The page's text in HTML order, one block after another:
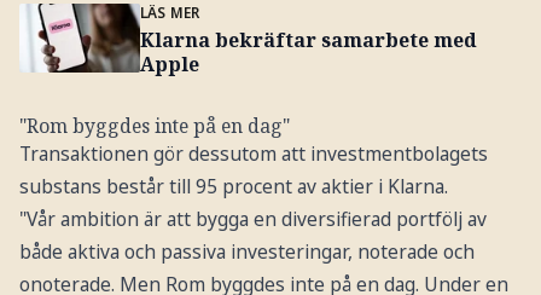
LÄS MER
Klarna bekräftar samarbete med
Apple
"Rom byggdes inte på en dag"
Transaktionen gör dessutom att investmentbolagets
substans består till 95 procent av aktier i Klarna.
"Vår ambition är att bygga en diversifierad portfölj av
både aktiva och passiva investeringar, noterade och
onoterade. Men Rom byggdes inte på en dag. Under en